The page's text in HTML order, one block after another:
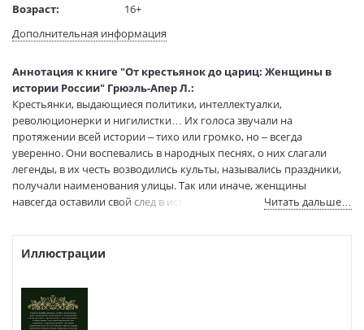
Возраст:
16+
Язык текста:
Редактор/
составитель:
Терехова М.; Солодовникова Е.
Перевод:
Гусакова Е. Е.
Тип обложки:
Твердый переплет
Формат:
60х88 1/16
Размеры в мм
(ДхШхВ):
218x148x24
Вес:
570 гр.
Страниц:
448
Код товара:
ISBN:
В продаже с:
Дополнительная информация
Аннотация к книге "От крестьянок до цариц: Женщины в
истории России" Грюэль-Апер Л.:
Крестьянки, выдающиеся политики, интеллектуалки,
революционерки и нигилистки… Их голоса звучали на
протяжении всей истории – тихо или громко, но – всегда
уверенно. Они воспевались в народных песнях, о них слагали
легенды, в их честь возводились культы, назывались праздники,
получали наименования улицы. Так или иначе, женщины
навсегда оставили свой след в истории. В стремлении раскрыть
первых княгинь X века до жен декабристов и нигилисток XIX
социальном и правовом положении женщин, но также о
многочисленных предрассудках и сложностях, с которыми
Читать дальше…
Иллюстрации